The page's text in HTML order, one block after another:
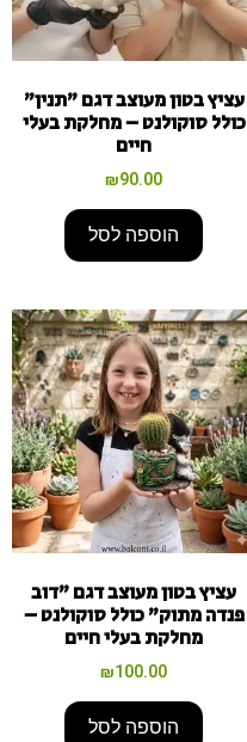
עציץ בטון מעוצב דגם "תנין"
כולל סוקולנט – מחלקת בעלי
חיים
₪90.00
הוספה לסל
עציץ בטון מעוצב דגם "דוב
פנדה מתוק" כולל סוקולנט –
מחלקת בעלי חיים
₪100.00
הוספה לסל